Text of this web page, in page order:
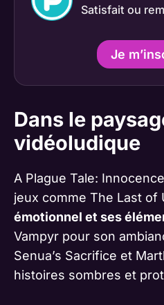
Satisfait ou
Je
Dans le
vidéoludique
A Plague Tale:
jeux comme The Last of
émotionnel et ses
Vampyr pour son
Senua’s Sacrifice et
histoires sombres et